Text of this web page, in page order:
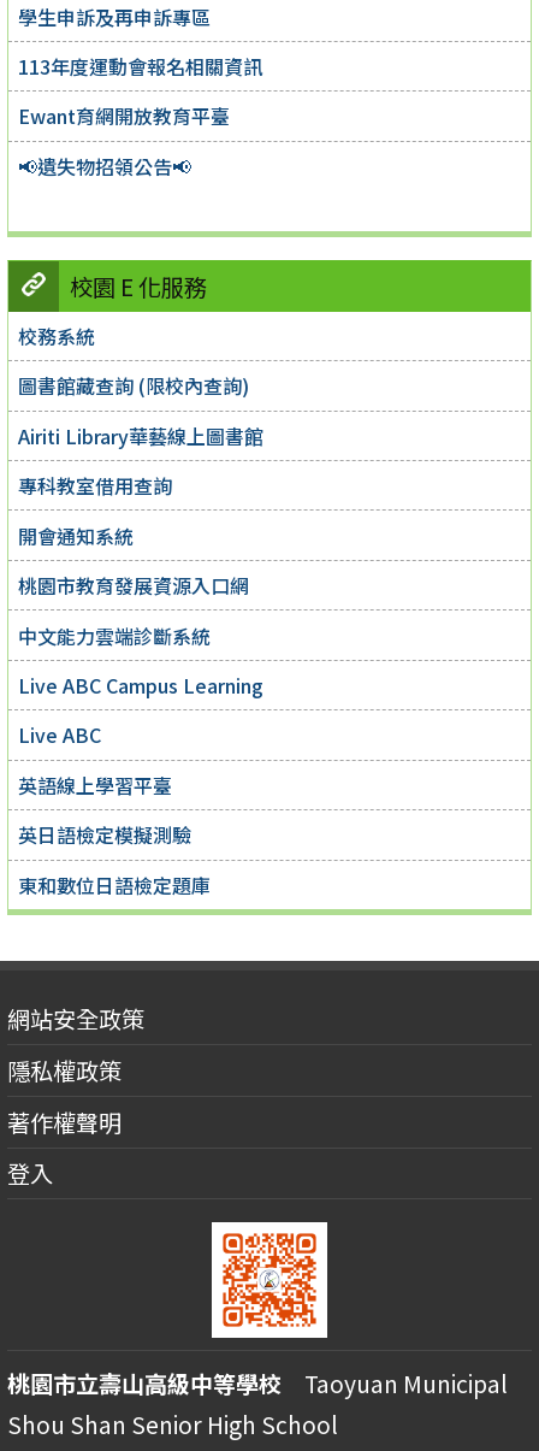
學生申訴及再申訴專區
113年度運動會報名相關資訊
Ewant育網開放教育平臺
📢遺失物招領公告📢
校園 E 化服務
校務系統
圖書館藏查詢 (限校內查詢)
Airiti Library華藝線上圖書館
專科教室借用查詢
開會通知系統
桃園市教育發展資源入口網
中文能力雲端診斷系統
Live ABC Campus Learning
Live ABC
英語線上學習平臺
英日語檢定模擬測驗
東和數位日語檢定題庫
網站安全政策
隱私權政策
著作權聲明
登入
桃園市立壽山高級中等學校 Taoyuan Municipal
Shou Shan Senior High School